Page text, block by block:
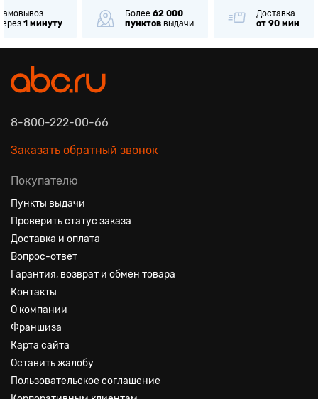
1 минуту
Более 62 000
пунктов выдачи
Доставка
от 90 мин
8-800-222-00-66
Заказать обратный звонок
Покупателю
Пункты выдачи
Проверить статус заказа
Доставка и оплата
Вопрос-ответ
Гарантия, возврат и обмен товара
Контакты
О компании
Франшиза
Карта сайта
Оставить жалобу
Пользовательское соглашение